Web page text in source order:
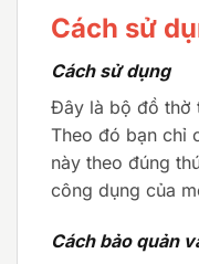
Cách sử
Cách sử dụng
Đây là bộ đồ thờ
Theo đó bạn chỉ
này theo đúng
công dụng của
Cách bảo quản